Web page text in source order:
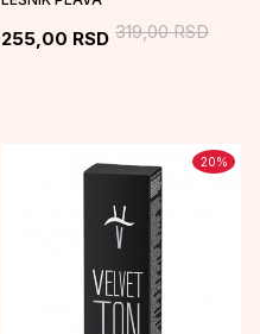
255,00 RSD 319,00RSD
20%